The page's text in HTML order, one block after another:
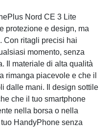
Nord CE 3 Lite
protezione e design, ma
Con ritagli precisi hai
momento, senza
Il materiale di alta qualità
rimanga piacevole e che il
dalle mani. Il design sottile
che il tuo smartphone
nella borsa o nella
HandyPhone senza